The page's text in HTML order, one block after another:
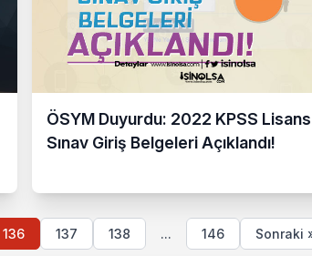
ÖSYM Duyurdu: 2022 KPSS Lisans
Sınav Giriş Belgeleri Açıklandı!
136 137 138 ... 146 Sonraki